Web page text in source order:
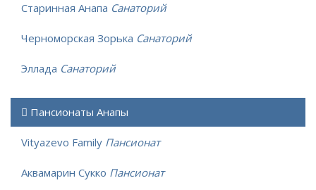
Старинная Анапа Санаторий
Черноморская Зорька Санаторий
Эллада Санаторий
Пансионаты Анапы
Vityazevo Family Пансионат
Аквамарин Сукко Пансионат